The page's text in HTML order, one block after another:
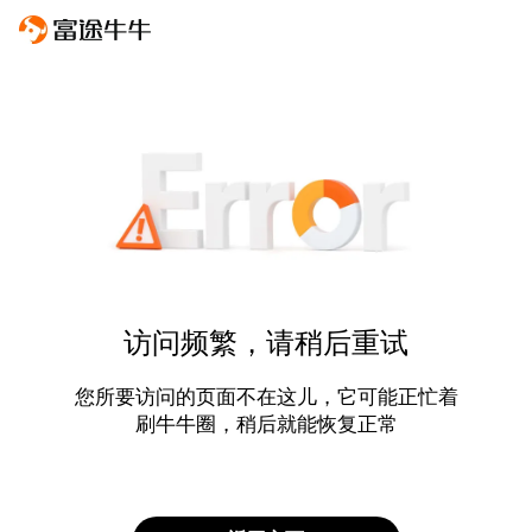
访问频繁，请稍后重试
您所要访问的页面不在这儿，它可能正忙着
刷牛牛圈，稍后就能恢复正常